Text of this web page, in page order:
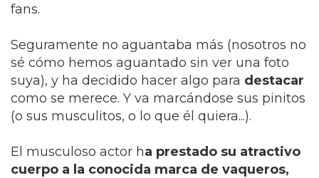
fans.
Seguramente no aguantaba más (nosotros no
sé cómo hemos aguantado sin ver una foto
suya), y ha decidido hacer algo para destacar
como se merece. Y va marcándose sus pinitos
(o sus musculitos, o lo que él quiera...).
El musculoso actor ha prestado su atractivo
cuerpo a la conocida marca de vaqueros,